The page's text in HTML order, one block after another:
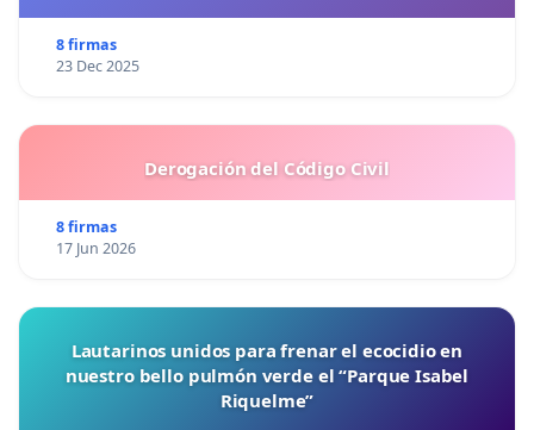
8 firmas
23 Dec 2025
Derogación del Código Civil
8 firmas
17 Jun 2026
Lautarinos unidos para frenar el ecocidio en
nuestro bello pulmón verde el “Parque Isabel
Riquelme”